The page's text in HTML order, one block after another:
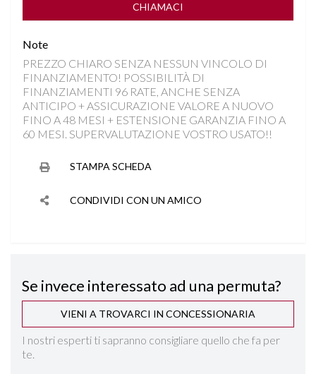
FARI LED
INGRESSO USB
ISOFIX
SEDILE REGOLABILE IN ALTEZZA
SENSORI PIOGGIA
CHIAMACI
Note
PREZZO CHIARO SENZA NESSUN VINCOLO DI
FINANZIAMENTO! POSSIBILITÀ DI
FINANZIAMENTI 96 RATE, ANCHE SENZA
ANTICIPO + ASSICURAZIONE VALORE A NUOVO
FINO A 48 MESI + ESTENSIONE GARANZIA FINO A
60 MESI. SUPERVALUTAZIONE VOSTRO USATO!!
STAMPA SCHEDA
CONDIVIDI CON UN AMICO
Se invece interessato ad una permuta?
VIENI A TROVARCI IN CONCESSIONARIA
I nostri esperti ti sapranno consigliare quello che fa per
te.